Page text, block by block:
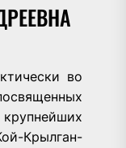
во
Крылган-